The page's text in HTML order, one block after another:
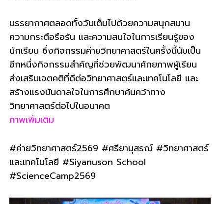
บรรยากาศตลอดทั้งวันเต็มไปด้วยความสนุกสนาน
ความกระตือรือร้น และความสนใจในการเรียนรู้ของ
นักเรียน ซึ่งกิจกรรมค่ายวิทยาศาสตร์ในครั้งนี้นับเป็น
อีกหนึ่งกิจกรรมสำคัญที่ช่วยพัฒนาศักยภาพผู้เรียน
ส่งเสริมเจตคติที่ดีต่อวิทยาศาสตร์และเทคโนโลยี และ
สร้างแรงบันดาลใจในการศึกษาค้นคว้าทาง
วิทยาศาสตร์ต่อไปในอนาคต
ภาพเพิ่มเติม
#ค่ายวิทยาศาสตร์2569 #ศรียานุสรณ์ #วิทยาศาสตร์
และเทคโนโลยี #Siyanuson School
#ScienceCamp2569